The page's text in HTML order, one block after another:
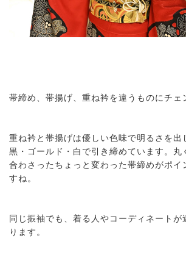
帯締め、帯揚げ、重ね衿を違うものにチェ
重ね衿と帯揚げは優しい色味で明るさを出
黒・ゴールド・白で引き締めています。丸
合わさったちょっと変わった帯締めがポイ
すね。
同じ振袖でも、着る人やコーディネートが
ります。